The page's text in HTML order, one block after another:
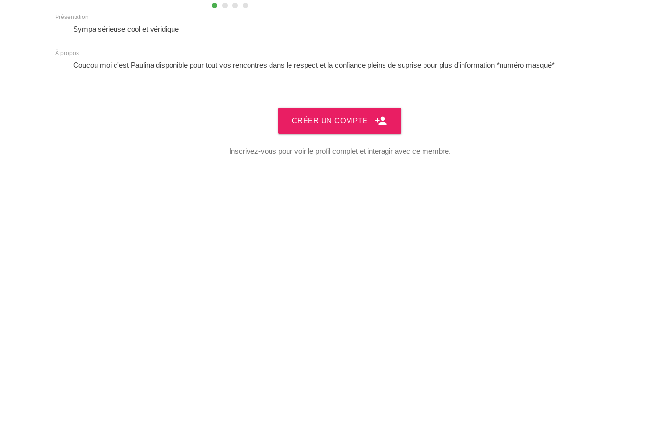
Présentation
Sympa sérieuse cool et véridique
À propos
Coucou moi c'est Paulina disponible pour tout vos rencontres dans le respect et la confiance pleins de suprise pour plus d'information *numéro masqué*
CRÉER UN COMPTE person_add
Inscrivez-vous pour voir le profil complet et interagir avec ce membre.